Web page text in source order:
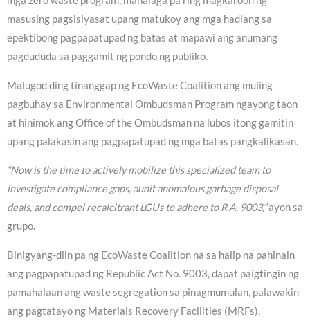
masusing pagsisiyasat upang matukoy ang mga hadlang sa
epektibong pagpapatupad ng batas at mapawi ang anumang
pagdududa sa paggamit ng pondo ng publiko.
Malugod ding tinanggap ng EcoWaste Coalition ang muling
pagbuhay sa Environmental Ombudsman Program ngayong taon
at hinimok ang Office of the Ombudsman na lubos itong gamitin
upang palakasin ang pagpapatupad ng mga batas pangkalikasan.
“Now is the time to actively mobilize this specialized team to
investigate compliance gaps, audit anomalous garbage disposal
deals, and compel recalcitrant LGUs to adhere to R.A. 9003,”ayon sa
grupo.
Binigyang-diin pa ng EcoWaste Coalition na sa halip na pahinain
ang pagpapatupad ng Republic Act No. 9003, dapat paigtingin ng
pamahalaan ang waste segregation sa pinagmumulan, palawakin
ang pagtatayo ng Materials Recovery Facilities (MRFs),